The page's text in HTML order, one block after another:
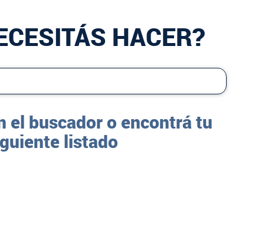
HACER?
el buscador o encontrá tu
listado